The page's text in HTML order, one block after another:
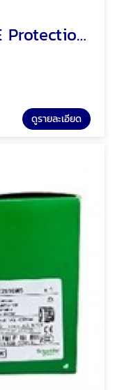
เฟสโปรเทคชั่น PHASE Protection พัทยา ชลบุรี
ดูรายละเอียด